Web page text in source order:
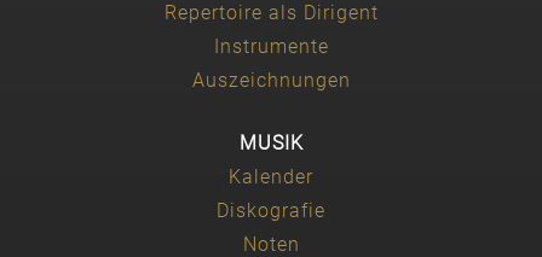
Repertoire als Dirigent
Instrumente
Auszeichnungen
MUSIK
Kalender
Diskografie
Noten